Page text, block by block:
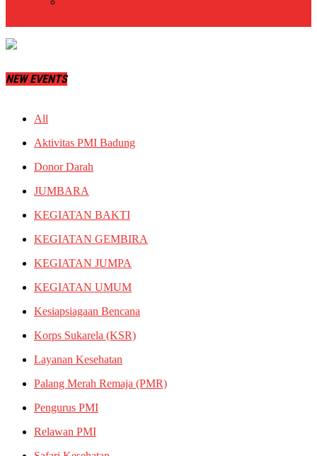
NEW EVENTS
All
Aktivitas PMI Badung
Donor Darah
JUMBARA
KEGIATAN BAKTI
KEGIATAN GEMBIRA
KEGIATAN JUMPA
KEGIATAN UMUM
Kesiapsiagaan Bencana
Korps Sukarela (KSR)
Layanan Kesehatan
Palang Merah Remaja (PMR)
Pengurus PMI
Relawan PMI